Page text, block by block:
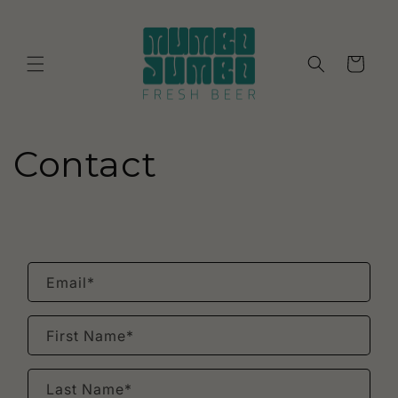
Cart
Contact
Email*
First Name*
Last Name*